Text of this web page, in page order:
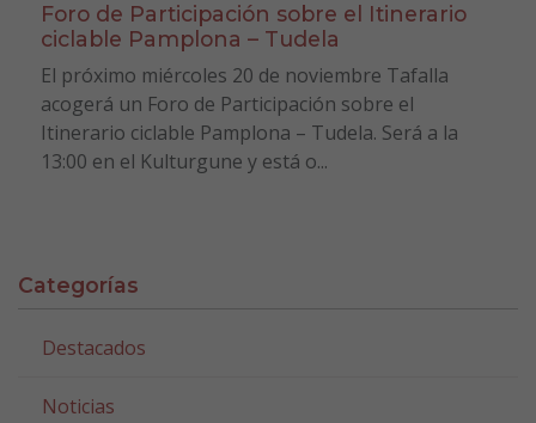
Foro de Participación sobre el Itinerario
ciclable Pamplona – Tudela
El próximo miércoles 20 de noviembre Tafalla
acogerá un Foro de Participación sobre el
Itinerario ciclable Pamplona – Tudela. Será a la
13:00 en el Kulturgune y está o...
Categorías
Destacados
Noticias